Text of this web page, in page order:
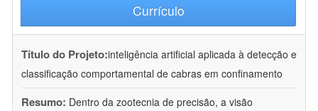
Currículo
Título do Projeto:inteligência artificial aplicada à detecção e
classificação comportamental de cabras em confinamento
Resumo: Dentro da zootecnia de precisão, a visão